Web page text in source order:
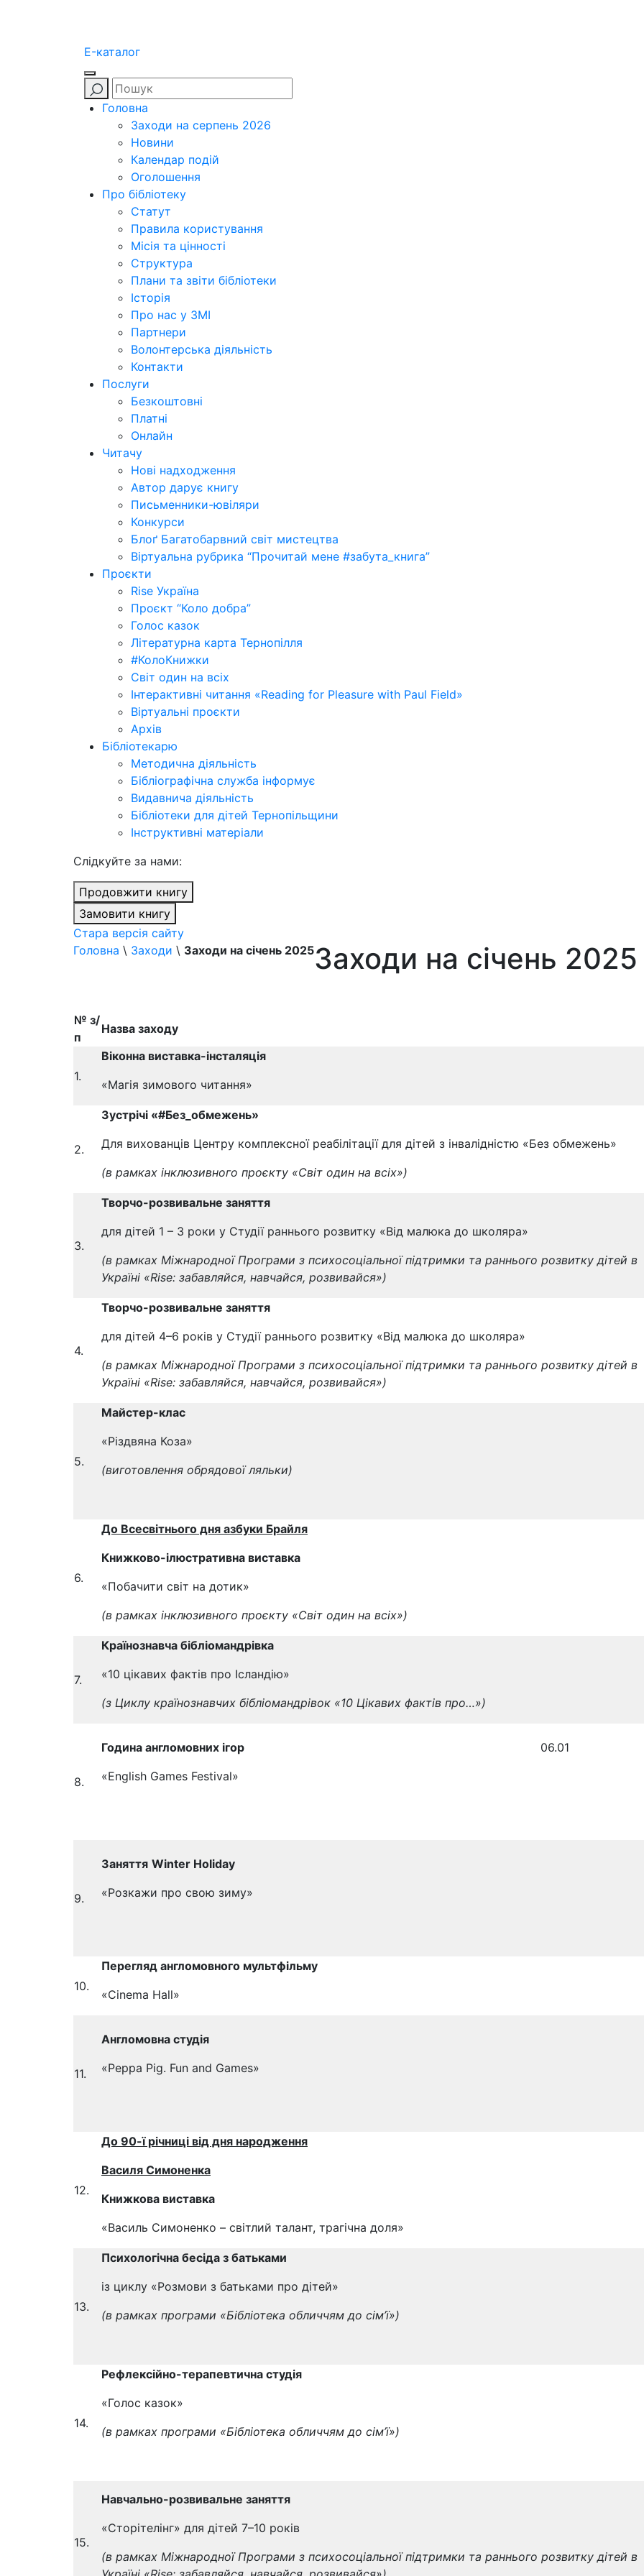
E-каталог
Головна
Заходи на серпень 2026
Новини
Календар подій
Оголошення
Про бібліотеку
Статут
Правила користування
Місія та цінності
Структура
Плани та звіти бібліотеки
Історія
Про нас у ЗМІ
Партнери
Волонтерська діяльність
Контакти
Послуги
Безкоштовні
Платні
Онлайн
Читачу
Нові надходження
Автор дарує книгу
Письменники-ювіляри
Конкурси
Блоґ Багатобарвний світ мистецтва
Віртуальна рубрика “Прочитай мене #забута_книга”
Проєкти
Rise Україна
Проєкт “Коло добра”
Голос казок
Літературна карта Тернопілля
#КолоКнижки
Світ один на всіх
Інтерактивні читання «Reading for Pleasure with Paul Field»
Віртуальні проєкти
Архів
Бібліотекарю
Методична діяльність
Бібліографічна служба інформує
Видавнича діяльність
Бібліотеки для дітей Тернопільщини
Інструктивні матеріали
Cлідкуйте за нами:
Продовжити книгу
Замовити книгу
Стара версія сайту
Головна \ Заходи \ Заходи на січень 2025Заходи на січень 2025
№ з/
п
Назва заходу
1.
Віконна виставка-інсталяція
«Магія зимового читання»
2.
Зустрічі «#Без_обмежень»
Для вихованців Центру комплексної реабілітації для дітей з інвалідністю «Без обмежень»
(в рамках інклюзивного проєкту «Cвіт один на всіх»)
3.
Творчо-розвивальне заняття
для дітей 1 – 3 роки у Студії раннього розвитку «Від малюка до школяра»
(в рамках Міжнародної Програми з психосоціальної підтримки та раннього розвитку дітей в
Україні «Rise: забавляйся, навчайся, розвивайся»)
4.
Творчо-розвивальне заняття
для дітей 4–6 років у Студії раннього розвитку «Від малюка до школяра»
(в рамках Міжнародної Програми з психосоціальної підтримки та раннього розвитку дітей в
Україні «Rise: забавляйся, навчайся, розвивайся»)
5.
Майстер-клас
«Різдвяна Коза»
(виготовлення обрядової ляльки)
6.
До Всесвітнього дня азбуки Брайля
Книжково-ілюстративна виставка
«Побачити світ на дотик»
(в рамках інклюзивного проєкту «Cвіт один на всіх»)
7.
Країнознавча бібліомандрівка
«10 цікавих фактів про Ісландію»
(з Циклу країнознавчих бібліомандрівок «10 Цікавих фактів про…»)
8.
Година англомовних ігор 06.01
«English Games Festival»
9.
Заняття Winter Holiday
«Розкажи про свою зиму»
10.
Перегляд англомовного мультфільму
«Cinema Hall»
11.
Англомовна студія
«Peppa Pig. Fun and Games»
12.
До 90-ї річниці від дня народження
Василя Симоненка
Книжкова виставка
«Василь Симоненко – світлий талант, трагічна доля»
13.
Психологічна бесіда з батьками
із циклу «Розмови з батьками про дітей»
(в рамках програми «Бібліотека обличчям до сім’ї»)
14.
Рефлексійно-терапевтична студія
«Голос казок»
(в рамках програми «Бібліотека обличчям до сім’ї»)
15.
Навчально-розвивальне заняття
«Сторітелінг» для дітей 7–10 років
(в рамках Міжнародної Програми з психосоціальної підтримки та раннього розвитку дітей в